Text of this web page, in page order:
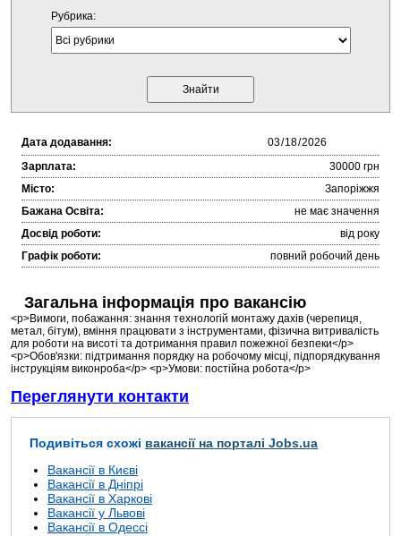
Рубрика:
Дата додавання:
Зарплата:
30000 грн
Місто:
Запоріжжя
Бажана Освіта:
не має значення
Досвід роботи:
від року
Графік роботи:
повний робочий день
Загальна інформація про вакансію
<p>Вимоги, побажання: знання технологій монтажу дахів (черепиця,
метал, бітум), вміння працювати з інструментами, фізична витривалість
для роботи на висоті та дотримання правил пожежної безпеки</p>
<p>Обов'язки: підтримання порядку на робочому місці, підпорядкування
інструкціям виконроба</p> <p>Умови: постійна робота</p>
Переглянути контакти
Подивіться схожі вакансії на порталі Jobs.ua
Вакансії в Києві
Вакансії в Дніпрі
Вакансії в Харкові
Вакансії у Львові
Вакансії в Одессі